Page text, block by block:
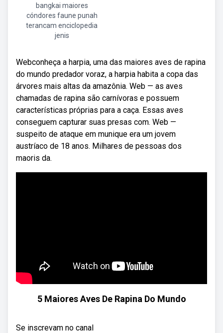
bangkai maiores
cóndores faune punah
terancam enciclopedia
jenis
Webconheça a harpia, uma das maiores aves de rapina
do mundo predador voraz, a harpia habita a copa das
árvores mais altas da amazônia. Web — as aves
chamadas de rapina são carnívoras e possuem
características próprias para a caça. Essas aves
conseguem capturar suas presas com. Web —
suspeito de ataque em munique era um jovem
austríaco de 18 anos. Milhares de pessoas dos
maoris da.
5 Maiores Aves De Rapina Do Mundo
Se inscrevam no canal